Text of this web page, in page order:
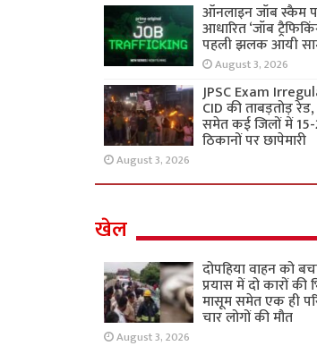
ऑनलाइन जॉब स्कैम
आधारित ‘जॉब
पहली झलक आयी
August 3, 2026
JPSC Exam
CID की ताबड़तोड़ रेड,
समेत कई जिलों में
ठिकानों पर छापेमारी
August 3, 2026
खेल
दोपहिया वाहन को
प्रयास में दो कारों की
मासूम समेत एक ही
चार लोगों की मौत
August 3, 2026